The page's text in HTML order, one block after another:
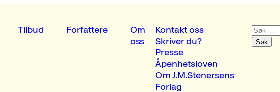
Tilbud Forfattere
Om
oss
Kontakt oss
Skriver du?
Presse
Åpenhetsloven
Om J.M.Stenersens
Forlag
Søk
etter: